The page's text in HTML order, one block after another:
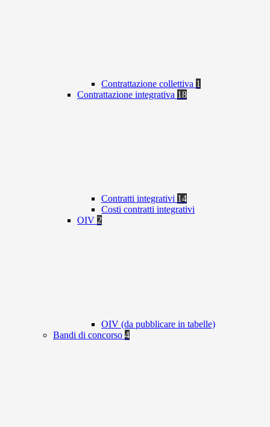
Contrattazione collettiva 1
Contrattazione integrativa 18
Contratti integrativi 14
Costi contratti integrativi
OIV 2
OIV (da pubblicare in tabelle)
Bandi di concorso 4